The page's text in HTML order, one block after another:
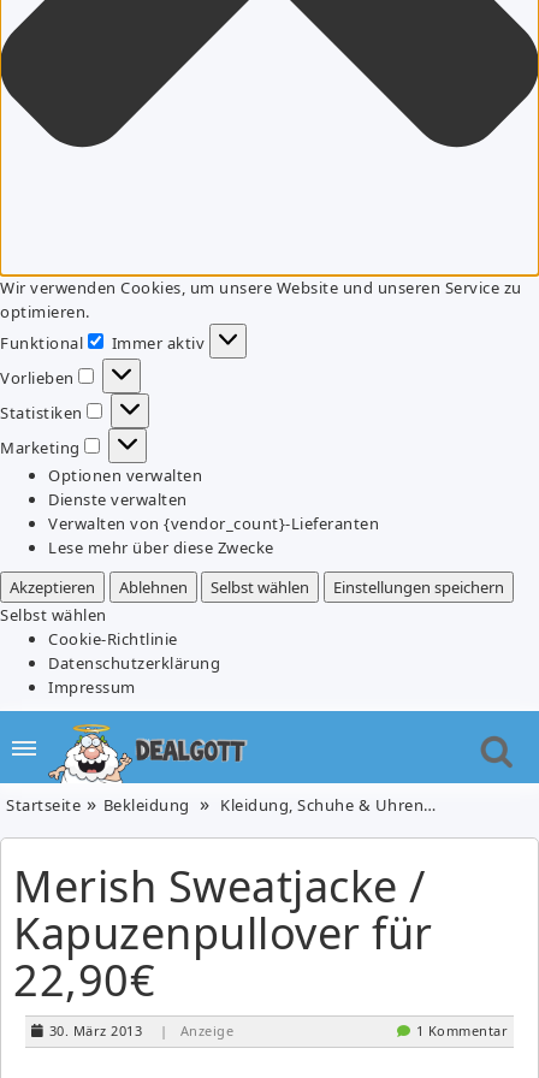
Wir verwenden Cookies, um unsere Website und unseren Service zu
optimieren.
Funktional
Funktional
Immer aktiv
Vorlieben
Vorlieben
Statistiken
Statistiken
Marketing
Marketing
Optionen verwalten
Dienste verwalten
Verwalten von {vendor_count}-Lieferanten
Lese mehr über diese Zwecke
Akzeptieren
Ablehnen Selbst wählen
Einstellungen speichern
Selbst wählen
Cookie-Richtlinie
Datenschutzerklärung
Impressum
Startseite Bekleidung Kleidung, Schuhe & Uhren
Merish Sweatjacke /
Kapuzenpullover für
22,90€
30. März 2013 | Anzeige 1 Kommentar